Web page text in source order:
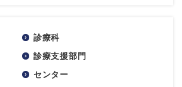
診療科
診療支援部門
センター